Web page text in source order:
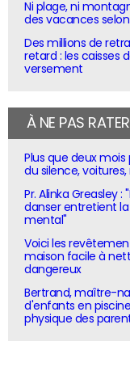
Ni plage, ni
des vacances
Des millions de
retard : les caisses
versement
À NE PAS RATER
Plus que deux mois
du silence,
Pr. Alinka Greasley
danser entretient
mental"
Voici les
maison facile à
dangereux
Bertrand, maître-
d'enfants en
physique des